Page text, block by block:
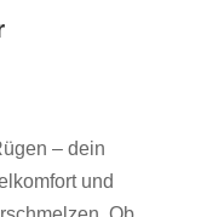
– dein
und